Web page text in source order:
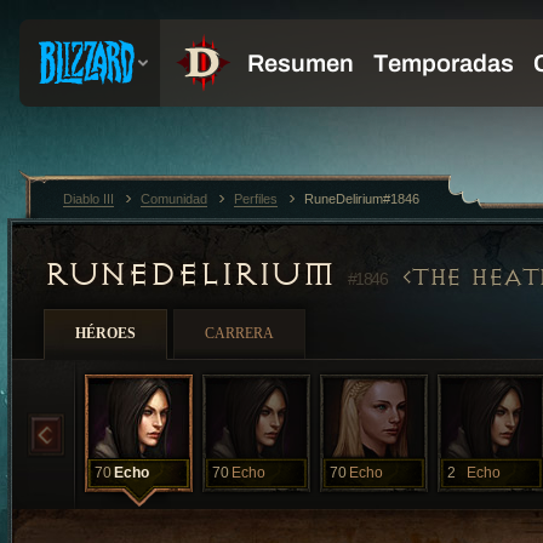
RUNEDELIRIUM #1846 THE
HÉROES CARRERA
70 Echo 70 Echo 70 Echo 2 Echo
Diablo III Comunidad Perfiles RuneDelirium#1846